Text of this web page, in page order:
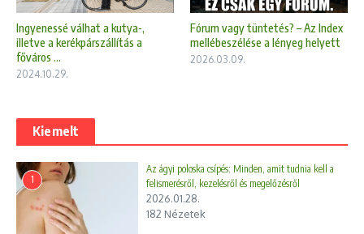
Ingyenessé válhat a kutya-,
illetve a kerékpárszállítás a
főváros ...
2024.10.29.
Fórum vagy tüntetés? – Az Index
mellébeszélése a lényeg helyett
2026.03.09.
Kiemelt
1
Az ágyi poloska csípés: Minden, amit tudnia kell a
felismerésről, kezelésről és megelőzésről
2026.01.28.
182 Nézetek